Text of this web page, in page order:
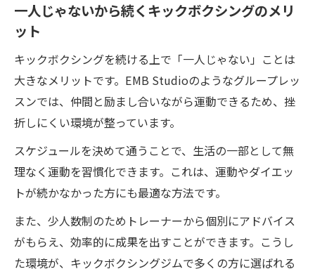
一人じゃないから続くキックボクシングのメリ
ット
キックボクシングを続ける上で「一人じゃない」ことは
大きなメリットです。EMB Studioのようなグループレッ
スンでは、仲間と励まし合いながら運動できるため、挫
折しにくい環境が整っています。
スケジュールを決めて通うことで、生活の一部として無
理なく運動を習慣化できます。これは、運動やダイエッ
トが続かなかった方にも最適な方法です。
また、少人数制のためトレーナーから個別にアドバイス
がもらえ、効率的に成果を出すことができます。こうし
た環境が、キックボクシングジムで多くの方に選ばれる